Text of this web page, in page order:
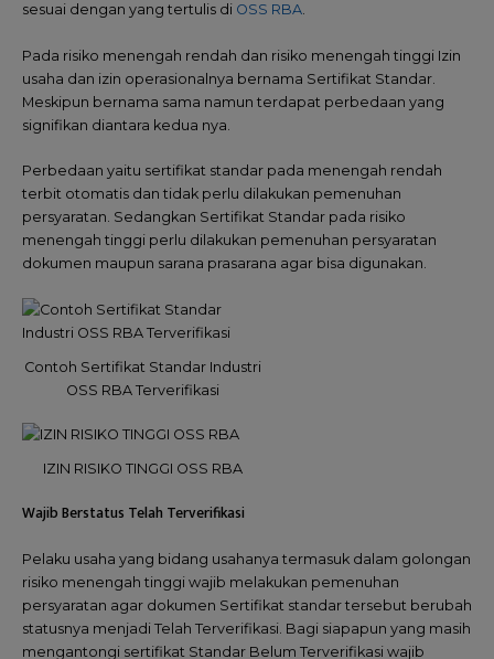
sesuai dengan yang tertulis di OSS RBA.
Pada risiko menengah rendah dan risiko menengah tinggi Izin
usaha dan izin operasionalnya bernama Sertifikat Standar.
Meskipun bernama sama namun terdapat perbedaan yang
signifikan diantara kedua nya.
Perbedaan yaitu sertifikat standar pada menengah rendah
terbit otomatis dan tidak perlu dilakukan pemenuhan
persyaratan. Sedangkan Sertifikat Standar pada risiko
menengah tinggi perlu dilakukan pemenuhan persyaratan
dokumen maupun sarana prasarana agar bisa digunakan.
Contoh Sertifikat Standar Industri
OSS RBA Terverifikasi
IZIN RISIKO TINGGI OSS RBA
Wajib Berstatus Telah Terverifikasi
Pelaku usaha yang bidang usahanya termasuk dalam golongan
risiko menengah tinggi wajib melakukan pemenuhan
persyaratan agar dokumen Sertifikat standar tersebut berubah
statusnya menjadi Telah Terverifikasi. Bagi siapapun yang masih
mengantongi sertifikat Standar Belum Terverifikasi wajib